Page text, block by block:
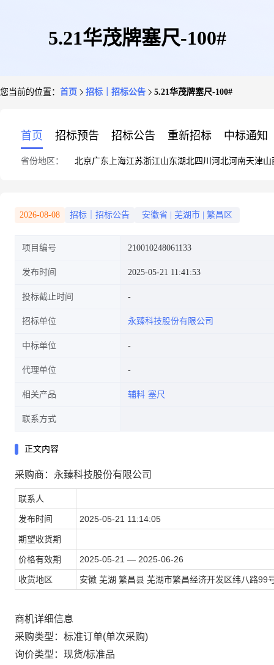
5.21华茂牌塞尺-100#
您当前的位置： 首页 招标｜招标公告 5.21华茂牌塞尺-100#
首页 招标预告 招标公告 重新招标 中标通知
省份地区： 北京广东 上海江苏浙江山东湖北四川 河北河南天津山
2026-08-08 招标｜招标公告 安徽省 芜湖市 繁昌区
项目编号 210010248061133
发布时间 2025-05-21 11:41:53
投标截止时间
招标单位 永臻科技股份有限公司
中标单位
代理单位
相关产品 辅料 塞尺
联系方式
正文内容
采购商：永臻科技股份有限公司
联系人
发布时间 2025-05-21 11:14:05
期望收货期
价格有效期 2025-05-21 — 2025-06-26
收货地区 安徽 芜湖 繁昌县 芜湖市繁昌经济开发区纬八路99
商机详细信息
采购类型：标准订单(单次采购)
询价类型：现货/标准品